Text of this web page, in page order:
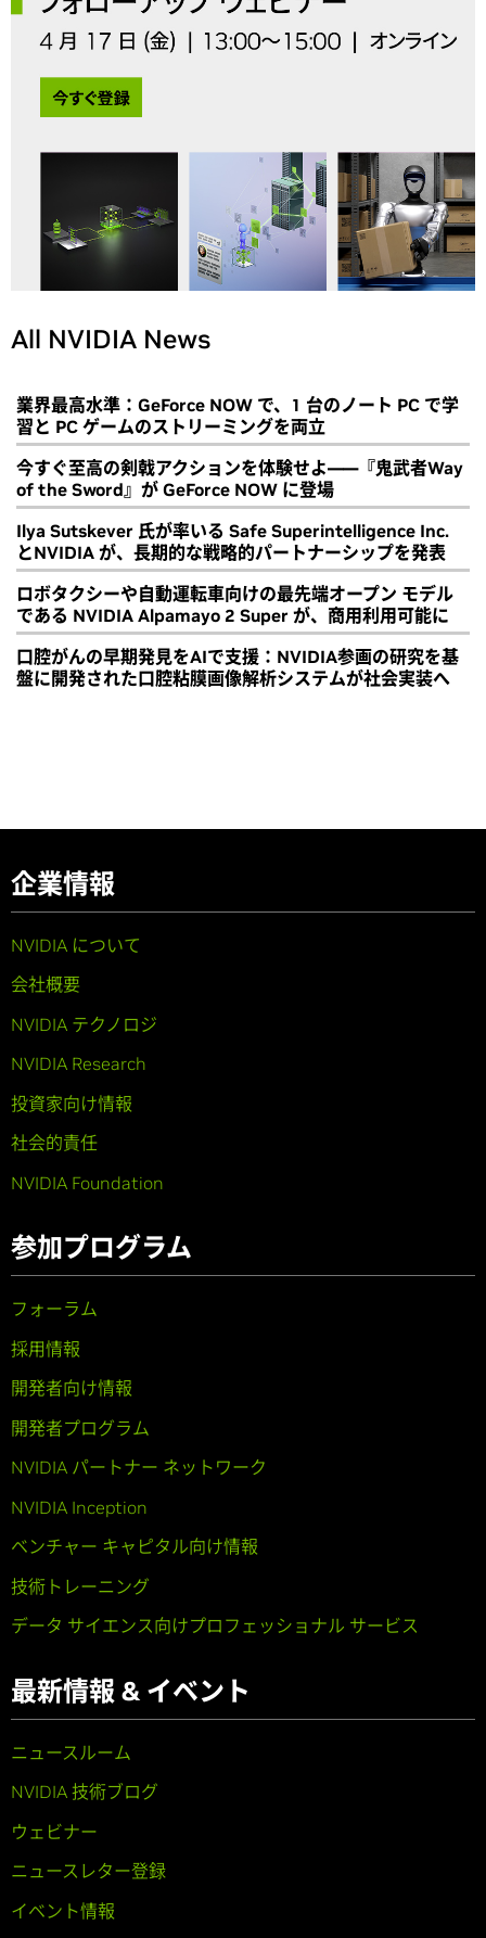
All NVIDIA News
業界最高水準：GeForce NOW で、1 台のノート PC で学
習と PC ゲームのストリーミングを両立
今すぐ至高の剣戟アクションを体験せよ――『鬼武者Way
of the Sword』が GeForce NOW に登場
Ilya Sutskever 氏が率いる Safe Superintelligence Inc.
とNVIDIA が、長期的な戦略的パートナーシップを発表
ロボタクシーや自動運転車向けの最先端オープン モデル
である NVIDIA Alpamayo 2 Super が、商用利用可能に
口腔がんの早期発見をAIで支援：NVIDIA参画の研究を基
盤に開発された口腔粘膜画像解析システムが社会実装へ
企業情報
NVIDIA について
会社概要
NVIDIA テクノロジ
NVIDIA Research
投資家向け情報
社会的責任
NVIDIA Foundation
参加プログラム
フォーラム
採用情報
開発者向け情報
開発者プログラム
NVIDIA パートナー ネットワーク
NVIDIA Inception
ベンチャー キャピタル向け情報
技術トレーニング
データ サイエンス向けプロフェッショナル サービス
最新情報 & イベント
ニュースルーム
NVIDIA 技術ブログ
ウェビナー
ニュースレター登録
イベント情報